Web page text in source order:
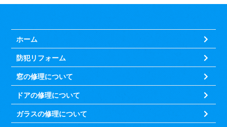
ホーム
防犯リフォーム
窓の修理について
ドアの修理について
ガラスの修理について